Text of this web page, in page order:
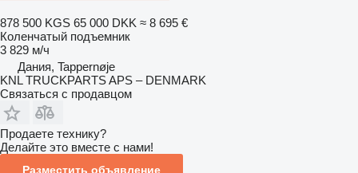
878 500 KGS 65 000 DKK ≈ 8 695 €
Коленчатый подъемник
3 829 м/ч
Дания, Tappernøje
KNL TRUCKPARTS APS – DENMARK
Связаться с продавцом
Продаете технику?
Делайте это вместе с нами!
Разместить объявление